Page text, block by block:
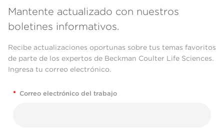
Mantente actualizado con nuestros
boletines informativos.
Recibe actualizaciones oportunas sobre tus temas favoritos
de parte de los expertos de Beckman Coulter Life Sciences.
Ingresa tu correo electrónico.
* Correo electrónico del trabajo